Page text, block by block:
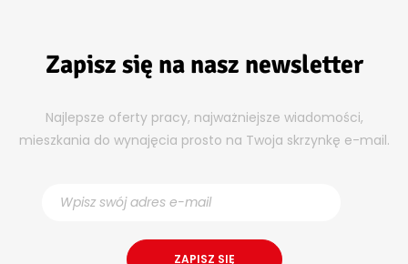
Zapisz się na nasz newsletter
Najlepsze oferty pracy, najważniejsze wiadomości,
mieszkania do wynajęcia prosto na Twoja skrzynkę e-mail.